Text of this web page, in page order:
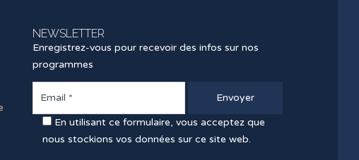
NEWSLETTER
Enregistrez-vous pour recevoir des infos sur nos
programmes
En utilisant ce formulaire, vous acceptez que
nous stockions vos données sur ce site web.